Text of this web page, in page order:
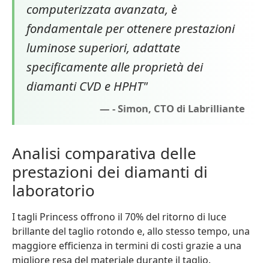
computerizzata avanzata, è
fondamentale per ottenere prestazioni
luminose superiori, adattate
specificamente alle proprietà dei
diamanti CVD e HPHT"
- Simon, CTO di Labrilliante
Analisi comparativa delle
prestazioni dei diamanti di
laboratorio
I tagli Princess offrono il 70% del ritorno di luce
brillante del taglio rotondo e, allo stesso tempo, una
maggiore efficienza in termini di costi grazie a una
migliore resa del materiale durante il taglio.